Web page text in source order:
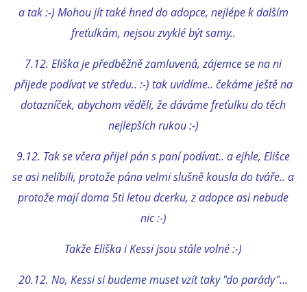
PÉČE O FRETKU
CHCI SI POŘÍDIT FRETKU
VÝCHOVA FRETKY
JAK FRETKA BYDLÍ
a tak :-) Mohou jít také hned do adopce, nejlépe k dalším
freťulkám, nejsou zvyklé být samy..
7.12. Eliška je předběžně zamluvená, zájemce se na ni
přijede podívat ve středu.. :-) tak uvidíme.. čekáme ještě na
dotazníček, abychom věděli, že dáváme freťulku do těch
nejlepších rukou :-)
9.12. Tak se včera přijel pán s paní podívat.. a ejhle, Elišce
se asi nelíbili, protože pána velmi slušně kousla do tváře.. a
protože mají doma 5ti letou dcerku, z adopce asi nebude
nic :-)
Takže Eliška i Kessi jsou stále volné :-)
20.12. No, Kessi si budeme muset vzít taky "do parády"...